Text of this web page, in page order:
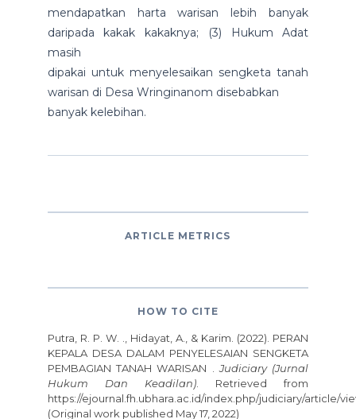
mendapatkan harta warisan lebih banyak
daripada kakak kakaknya; (3) Hukum Adat
masih
dipakai untuk menyelesaikan sengketa tanah
warisan di Desa Wringinanom disebabkan
banyak kelebihan.
ARTICLE METRICS
HOW TO CITE
Putra, R. P. W. ., Hidayat, A., & Karim. (2022). PERAN
KEPALA DESA DALAM PENYELESAIAN SENGKETA
PEMBAGIAN TANAH WARISAN .Judiciary (Jurnal
Hukum Dan Keadilan) . Retrieved from
https://ejournal.fh.ubhara.ac.id/index.php/judiciary/article/
(Original work published May 17, 2022)